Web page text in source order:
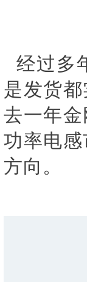
经过多
是发货
去一年
功率电
方向。